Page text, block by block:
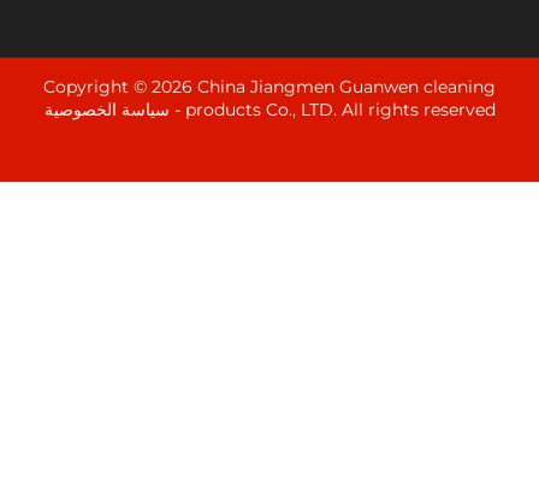
Copyright © 2026 China Jiangmen Guanwen
products Co., LTD. All rights
سياسة الخصوصية